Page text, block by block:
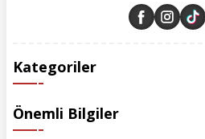
Kategoriler
Önemli Bilgiler